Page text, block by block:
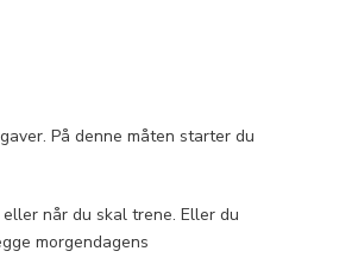
På denne måten starter du
når du skal trene. Eller du
morgendagens